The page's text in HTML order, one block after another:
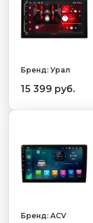
Бренд: Урал
15 399 руб.
Бренд: ACV